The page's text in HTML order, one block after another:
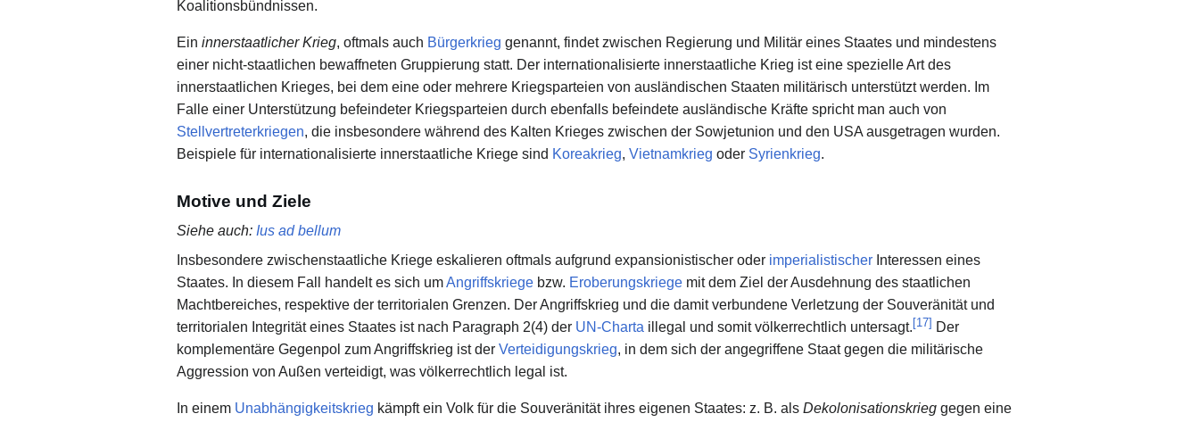
Koalitionsbündnissen.
Ein innerstaatlicher Krieg, oftmals auch Bürgerkrieg genannt, findet zwischen Regierung und Militär eines Staates und mindestens
einer nicht-staatlichen bewaffneten Gruppierung statt. Der internationalisierte innerstaatliche Krieg ist eine spezielle Art des
innerstaatlichen Krieges, bei dem eine oder mehrere Kriegsparteien von ausländischen Staaten militärisch unterstützt werden. Im
Falle einer Unterstützung befeindeter Kriegsparteien durch ebenfalls befeindete ausländische Kräfte spricht man auch von
Stellvertreterkriegen, die insbesondere während des Kalten Krieges zwischen der Sowjetunion und den USA ausgetragen wurden.
Beispiele für internationalisierte innerstaatliche Kriege sind Koreakrieg, Vietnamkrieg oder Syrienkrieg.
Motive und Ziele
Siehe auch: Ius ad bellum
Insbesondere zwischenstaatliche Kriege eskalieren oftmals aufgrund expansionistischer oder imperialistischer Interessen eines
Staates. In diesem Fall handelt es sich umAngriffskriege bzw. Eroberungskriege mit dem Ziel der Ausdehnung des staatlichen
Machtbereiches, respektive der territorialen Grenzen. Der Angriffskrieg und die damit verbundene Verletzung der Souveränität und
territorialen Integrität eines Staates ist nach Paragraph 2(4) der UN-Charta illegal und somit völkerrechtlich untersagt.[17] Der
komplementäre Gegenpol zum Angriffskrieg ist der Verteidigungskrieg, in dem sich der angegriffene Staat gegen die militärische
Aggression von Außen verteidigt, was völkerrechtlich legal ist.
In einem Unabhängigkeitskrieg kämpft ein Volk für die Souveränität ihres eigenen Staates: z. B. als Dekolonisationskrieg gegen eine